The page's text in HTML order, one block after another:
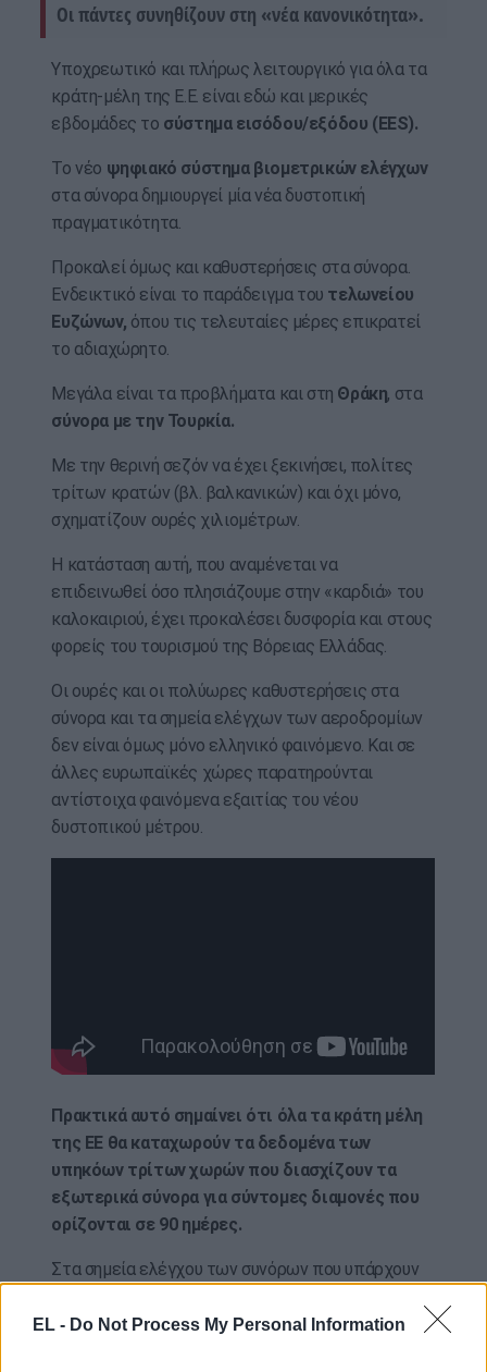
EL - Do Not Process My Personal Information
Οι πάντες συνηθίζουν στη «νέα κανονικότητα».
Υποχρεωτικό και πλήρως λειτουργικό για όλα τα
κράτη-μέλη της Ε.Ε. είναι εδώ και μερικές
εβδομάδες το σύστημα εισόδου/εξόδου (EES).
Το νέο ψηφιακό σύστημα βιομετρικών ελέγχων
στα σύνορα δημιουργεί μία νέα δυστοπική
πραγματικότητα.
Προκαλεί όμως και καθυστερήσεις στα σύνορα.
Ενδεικτικό είναι το παράδειγμα του τελωνείου
Ευζώνων, όπου τις τελευταίες μέρες επικρατεί
το αδιαχώρητο.
Μεγάλα είναι τα προβλήματα και στη Θράκη, στα
σύνορα με την Τουρκία.
Με την θερινή σεζόν να έχει ξεκινήσει, πολίτες
τρίτων κρατών (βλ. βαλκανικών) και όχι μόνο,
σχηματίζουν ουρές χιλιομέτρων.
Η κατάσταση αυτή, που αναμένεται να
επιδεινωθεί όσο πλησιάζουμε στην «καρδιά» του
καλοκαιριού, έχει προκαλέσει δυσφορία και στους
φορείς του τουρισμού της Βόρειας Ελλάδας.
Οι ουρές και οι πολύωρες καθυστερήσεις στα
σύνορα και τα σημεία ελέγχων των αεροδρομίων
δεν είναι όμως μόνο ελληνικό φαινόμενο. Και σε
άλλες ευρωπαϊκές χώρες παρατηρούνται
αντίστοιχα φαινόμενα εξαιτίας του νέου
δυστοπικού μέτρου.
Πρακτικά αυτό σημαίνει ότι όλα τα κράτη μέλη
της ΕΕ θα καταχωρούν τα δεδομένα των
υπηκόων τρίτων χωρών που διασχίζουν τα
εξωτερικά σύνορα για σύντομες διαμονές που
ορίζονται σε 90 ημέρες.
Στα σημεία ελέγχου των συνόρων που υπάρχουν
υπήκοοι τρίτων χωρών έχουν τα δεδομένα του